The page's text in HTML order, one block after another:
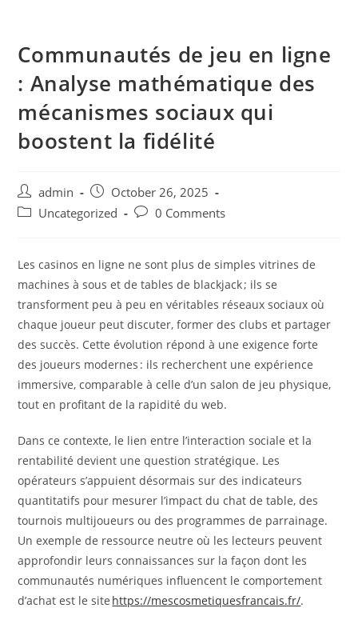
contentCommunautés de jeu en ligne
: Analyse mathématique des
mécanismes sociaux qui
boostent la fidélité
Post
author:
admin
Post
published:
October 26, 2025
PostUncategorized
Post0 Comments
Les casinos en ligne ne sont plus de simples vitrines de
machines à sous et de tables de blackjack ; ils se
transforment peu à peu en véritables réseaux sociaux où
chaque joueur peut discuter, former des clubs et partager
des succès. Cette évolution répond à une exigence forte
des joueurs modernes : ils recherchent une expérience
immersive, comparable à celle d’un salon de jeu physique,
tout en profitant de la rapidité du web.
Dans ce contexte, le lien entre l’interaction sociale et la
rentabilité devient une question stratégique. Les
opérateurs s’appuient désormais sur des indicateurs
quantitatifs pour mesurer l’impact du chat de table, des
tournois multijoueurs ou des programmes de parrainage.
Un exemple de ressource neutre où les lecteurs peuvent
approfondir leurs connaissances sur la façon dont les
communautés numériques influencent le comportement
d’achat est le site https://mescosmetiquesfrancais.fr/.